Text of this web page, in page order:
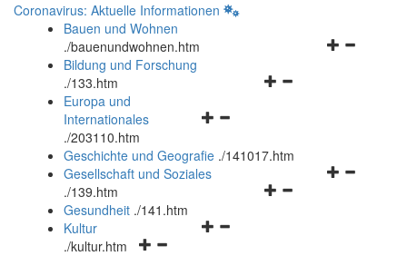
Coronavirus: Aktuelle Informationen
Bauen und Wohnen
./bauenundwohnen.htm
Navigationsmenü
Bildung und Forschung
./133.htm
Navigationsmenü
und
schließen
Europa und
Internationales
./203110.htm
Geschichte und Geografie ./141017.htm
Navigationsmenü
Gesellschaft und Soziales
./139.htm
Navigationsmenü
Gesundheit ./141.htm
Navigationsmenü
Kultur
./kultur.htm